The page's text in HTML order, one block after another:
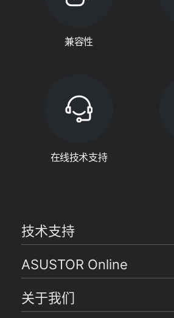
兼容性
在线技术支持
技术支持
ASUSTOR Online
关于我们